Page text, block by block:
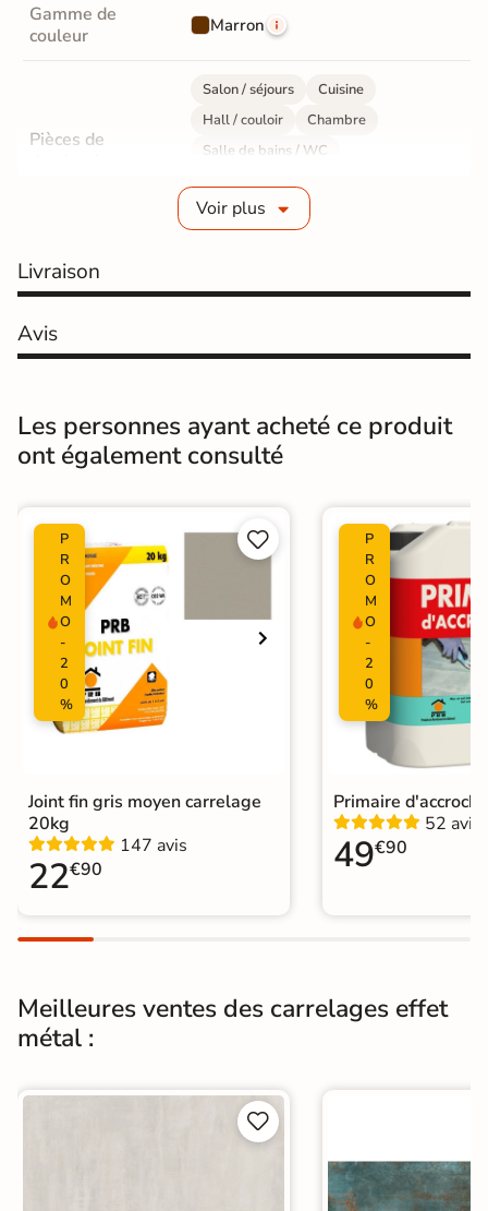
Gamme de
couleur
Marron
Pièces de
Salon / séjours
Cuisine
Hall / couloir
Chambre
Salle de bains / WC
Sol intérieur
Fabrication
Résistance à
Masse colorée Oui
Finition Mate
Surface
Résistant au Gel
Variation de la
couleur
Plancher
Chauffant
Oui
Conditionnement
Support Chape Ancien carrelage
Voir plus
Livraison
Avis
Les personnes ayant acheté ce produit
ont également consulté
P
R
O
M
O
-
2
0
%


Joint fin gris moyen carrelage
20kg
147 avis
22€90
P
R
O
M
O
-
2
0
%
Primaire
52 avis
49€90
Meilleures ventes des carrelages effet
métal :

